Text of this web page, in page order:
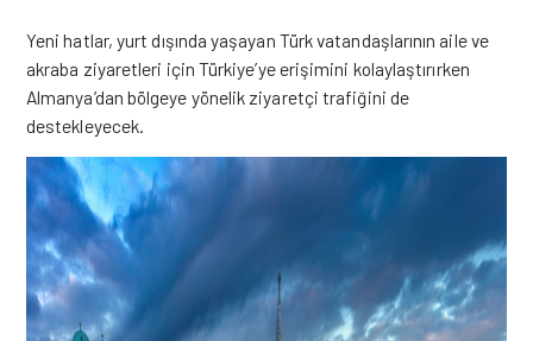
Yeni hatlar, yurt dışında yaşayan Türk vatandaşlarının aile ve
akraba ziyaretleri için Türkiye’ye erişimini kolaylaştırırken
Almanya’dan bölgeye yönelik ziyaretçi trafiğini de
destekleyecek.